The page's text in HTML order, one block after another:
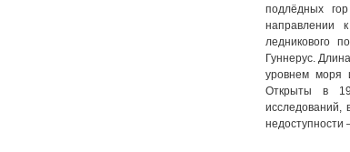
подлёдных
направлении
ледникового
Гуннерус.
уровнем моря
Открыты в
исследований,